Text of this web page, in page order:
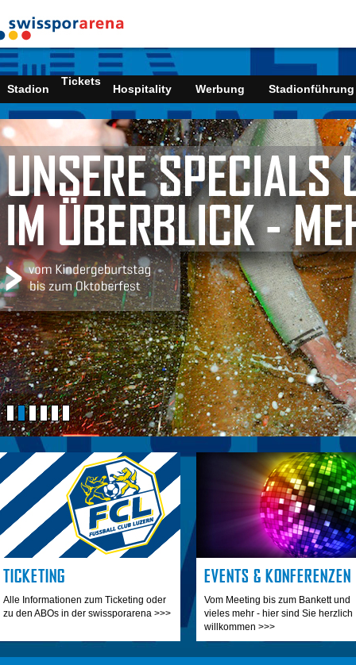
Stadion
Tickets
Hospitality Werbung Stadionführung
TICKETING
Alle Informationen zum Ticketing oder
zu den ABOs in der swissporarena >>>
EVENTS & KONFERENZEN
Vom Meeting bis zum Bankett und
vieles mehr - hier sind Sie herzlich
willkommen >>>